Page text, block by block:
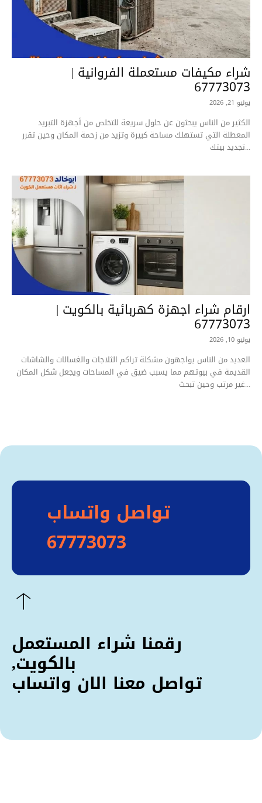
شراء مكيفات مستعملة الفروانية |
67773073
يونيو 21, 2026
الكثير من الناس يبحثون عن حلول سريعة للتخلص من أجهزة التبريد
المعطلة التي تستهلك مساحة كبيرة وتزيد من زحمة المكان وحين تقرر
تجديد بيتك...
ارقام شراء اجهزة كهربائية بالكويت |
67773073
يونيو 10, 2026
العديد من الناس يواجهون مشكلة تراكم الثلاجات والغسالات والشاشات
القديمة في بيوتهم مما يسبب ضيق في المساحات ويجعل شكل المكان
غير مرتب وحين تبحث...
تواصل واتساب
67773073
رقمنا شراء المستعمل
بالكويت,
تواصل معنا الان واتساب